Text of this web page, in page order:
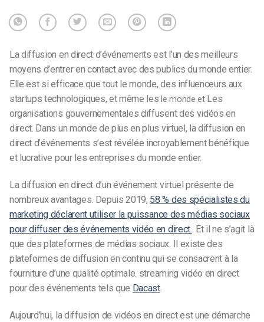
La diffusion en direct d’événements est l’un des meilleurs
moyens d’entrer en contact avec des publics du monde entier.
Elle est si efficace que tout le monde, des influenceurs aux
startups technologiques, et même les le monde etLes
organisations gouvernementales diffusent des vidéos en
direct. Dans un monde de plus en plus virtuel, la diffusion en
direct d’événements s’est révélée incroyablement bénéfique
et lucrative pour les entreprises du monde entier.
La diffusion en direct d’un événement virtuel présente de
nombreux avantages. Depuis 2019, 58 % des spécialistes du
marketing déclarent utiliser la puissance des médias sociaux
pour diffuser des événements vidéo en direct.. Et il ne s’agit là
que des plateformes de médias sociaux. Il existe des
plateformes de diffusion en continu qui se consacrent à la
fourniture d’une qualité optimale. streaming vidéo en direct
pour des événements tels que Dacast.
Aujourd’hui, la diffusion de vidéos en direct est une démarche